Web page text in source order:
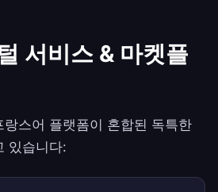
서비스 & 마켓플
스어 플랫폼이 혼합된 독특한
있습니다: